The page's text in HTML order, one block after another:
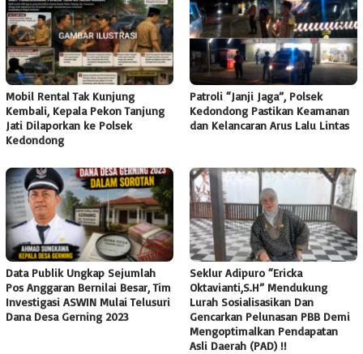
Mobil Rental Tak Kunjung
Kembali, Kepala Pekon Tanjung
Jati Dilaporkan ke Polsek
Kedondong
Patroli “Janji Jaga”, Polsek
Kedondong Pastikan Keamanan
dan Kelancaran Arus Lalu Lintas
Data Publik Ungkap Sejumlah
Pos Anggaran Bernilai Besar, Tim
Investigasi ASWIN Mulai Telusuri
Dana Desa Gerning 2023
Seklur Adipuro “Ericka
Oktavianti,S.H” Mendukung
Lurah Sosialisasikan Dan
Gencarkan Pelunasan PBB Demi
Mengoptimalkan Pendapatan
Asli Daerah (PAD) !!